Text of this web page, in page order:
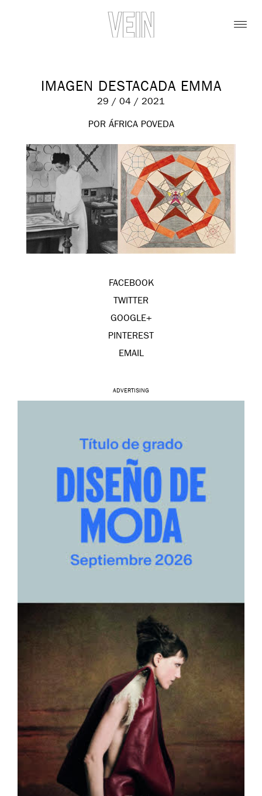
IMAGEN DESTACADA EMMA
29 / 04 / 2021
POR ÁFRICA POVEDA
FACEBOOK
TWITTER
GOOGLE+
PINTEREST
EMAIL
ADVERTISING